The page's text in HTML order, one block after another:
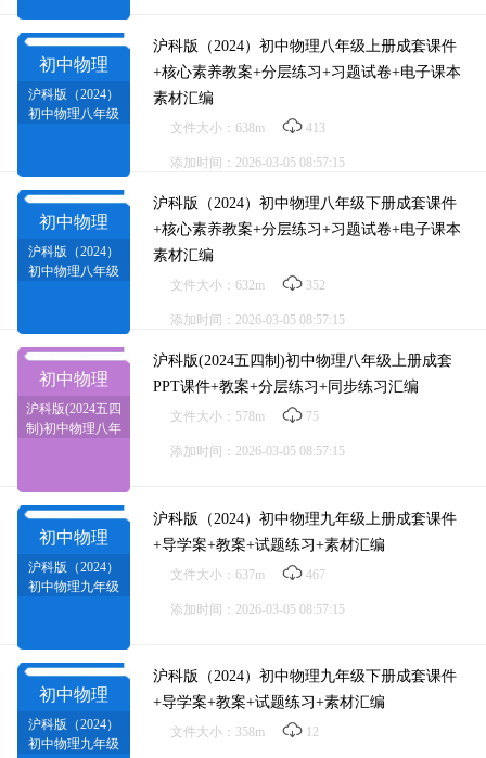
初中物理
沪科版（2024）
初中物理八年级
+电子课本
沪科版（2024）初中物理八年级上册成套课件
+核心素养教案+分层练习+习题试卷+电子课本
素材汇编
文件大小：638m 413
添加时间：2026-03-05 08:57:15
初中物理
沪科版（2024）
初中物理八年级
+电子课本
沪科版（2024）初中物理八年级下册成套课件
+核心素养教案+分层练习+习题试卷+电子课本
素材汇编
文件大小：632m 352
添加时间：2026-03-05 08:57:15
初中物理
沪科版(2024五四
制)初中物理八年
编
沪科版(2024五四制)初中物理八年级上册成套
PPT课件+教案+分层练习+同步练习汇编
文件大小：578m 75
添加时间：2026-03-05 08:57:15
初中物理
沪科版（2024）
初中物理九年级
沪科版（2024）初中物理九年级上册成套课件
+导学案+教案+试题练习+素材汇编
文件大小：637m 467
添加时间：2026-03-05 08:57:15
初中物理
沪科版（2024）
初中物理九年级
沪科版（2024）初中物理九年级下册成套课件
+导学案+教案+试题练习+素材汇编
文件大小：358m 12